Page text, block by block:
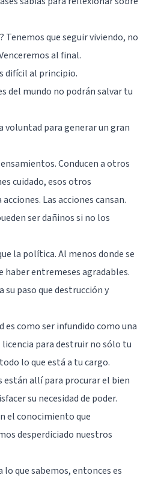
Tenemos que seguir viviendo, no
al final.
difícil al principio.
del mundo no podrán salvar tu
voluntad para generar un gran
Conducen a otros
cuidado, esos otros
Las acciones cansan.
ser dañinos si no los
la política. Al menos donde se
entremeses agradables.
su paso que destrucción y
es como ser infundido como una
para destruir no sólo tu
lo que está a tu cargo.
allí para procurar el bien
su necesidad de poder.
el conocimiento que
desperdiciado nuestros
que sabemos, entonces es